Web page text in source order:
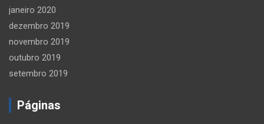
janeiro 2020
dezembro 2019
novembro 2019
outubro 2019
setembro 2019
Páginas